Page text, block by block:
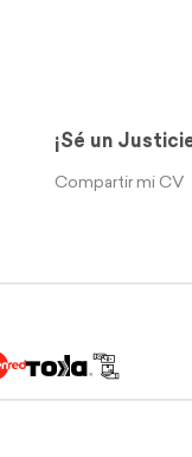
¡Sé un
Compartir mi CV